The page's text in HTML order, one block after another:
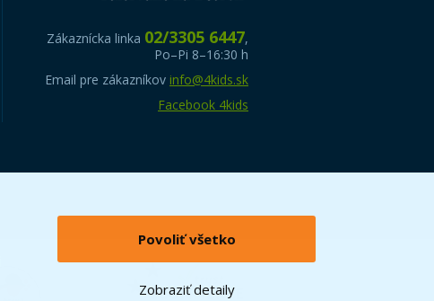
Povoliť všetko
Zobraziť detaily
Zákaznícka linka 02/3305 6447,
Po–Pi 8–16:30 h
Email pre zákazníkov info@4kids.sk
Facebook 4kids